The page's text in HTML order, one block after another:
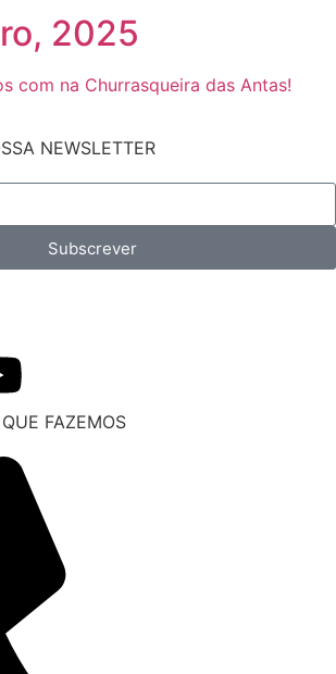
2025
com na Churrasqueira das Antas!
NEWSLETTER
Subscrever
FAZEMOS